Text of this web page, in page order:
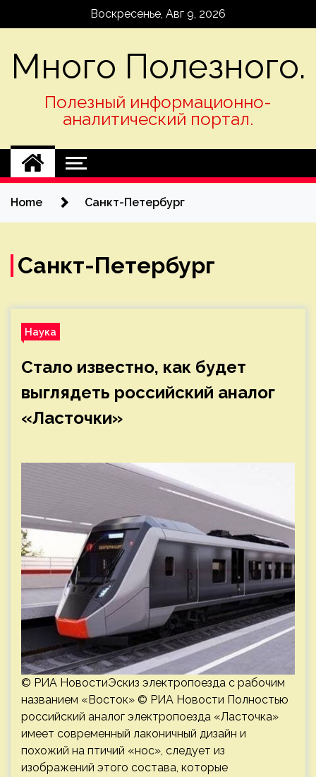
Воскресенье, Авг 9, 2026
Много Полезного.
Полезный информационно-
аналитический портал.
Home Санкт-Петербург
Санкт-Петербург
Наука
Стало известно, как будет
выглядеть российский аналог
«Ласточки»
© РИА НовостиЭскиз электропоезда с рабочим
названием «Восток» © РИА Новости Полностью
российский аналог электропоезда «Ласточка»
имеет современный лаконичный дизайн и
похожий на птичий «нос», следует из
изображений этого состава, которые